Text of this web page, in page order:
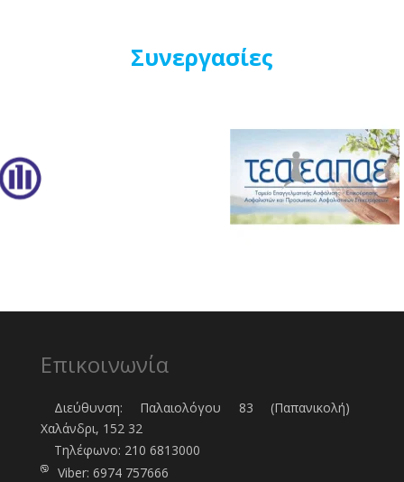
Συνεργασίες
Επικοινωνία
Διεύθυνση: Παλαιολόγου 83 (Παπανικολή)
Χαλάνδρι, 152 32
Τηλέφωνo: 210 6813000
Viber: 6974 757666